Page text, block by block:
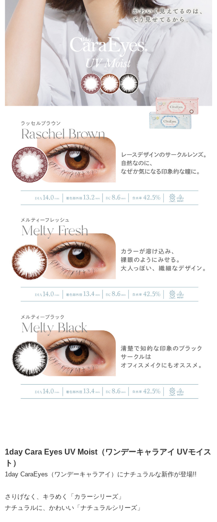
1day Cara Eyes UV Moist（ワンデーキャラアイ UVモイス
ト）
1day CaraEyes（ワンデーキャラアイ）にナチュラルな新作が登場!!
さりげなく、キラめく「カラーシリーズ」
ナチュラルに、かわいい「ナチュラルシリーズ」